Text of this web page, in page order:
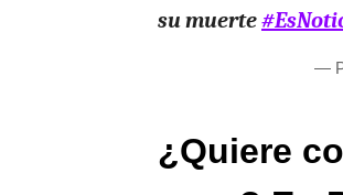
su muerte
—
¿Quiere